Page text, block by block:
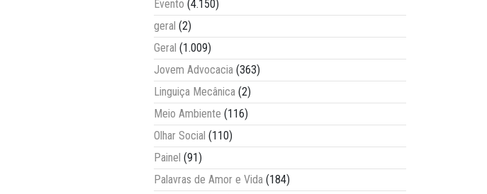
Evento (4.150)
geral (2)
Geral (1.009)
Jovem Advocacia (363)
Linguiça Mecânica (2)
Meio Ambiente (116)
Olhar Social (110)
Painel (91)
Palavras de Amor e Vida (184)